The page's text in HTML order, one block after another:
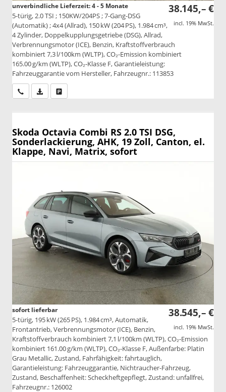
38.145,– €
incl. 19% MwSt.
unverbindliche Lieferzeit: 4 - 5 Monate
5-türig, 2.0 TSI ; 150KW/204PS ; 7-Gang-DSG
(Automatik) ; 4x4 (Allrad), 150 kW (204 PS), 1.984 cm³,
4 Zylinder, Doppelkupplungsgetriebe (DSG), Allrad,
Verbrennungsmotor (ICE), Benzin, Kraftstoffverbrauch
kombiniert 7,3 l/100km (WLTP), CO₂-Emission kombiniert
165.00 g/km (WLTP), CO₂-Klasse F, Garantieleistung:
Fahrzeuggarantie vom Hersteller, Fahrzeugnr.: 113853
Wir rufen Sie anPDF-Datei, Fahrzeugexposé drucken
Skoda Octavia Combi RS 2.0 TSI DSG,
Sonderlackierung, AHK, 19 Zoll, Canton, el.
Klappe, Navi, Matrix, sofort
38.545,– €
incl. 19% MwSt.
sofort lieferbar
5-türig, 195 kW (265 PS), 1.984 cm³, Automatik,
Frontantrieb, Verbrennungsmotor (ICE), Benzin,
Kraftstoffverbrauch kombiniert 7,1 l/100km (WLTP), CO₂-Emission
kombiniert 161.00 g/km (WLTP), CO₂-Klasse F, Außenfarbe: Platin
Grau Metallic, Zustand, Fahrfähigkeit: fahrtauglich,
Garantieleistung: Fahrzeuggarantie, Nichtraucher-Fahrzeug,
Zustand, Beschaffenheit: Scheckheftgepflegt, Zustand: unfallfrei,
Fahrzeugnr.: 126002